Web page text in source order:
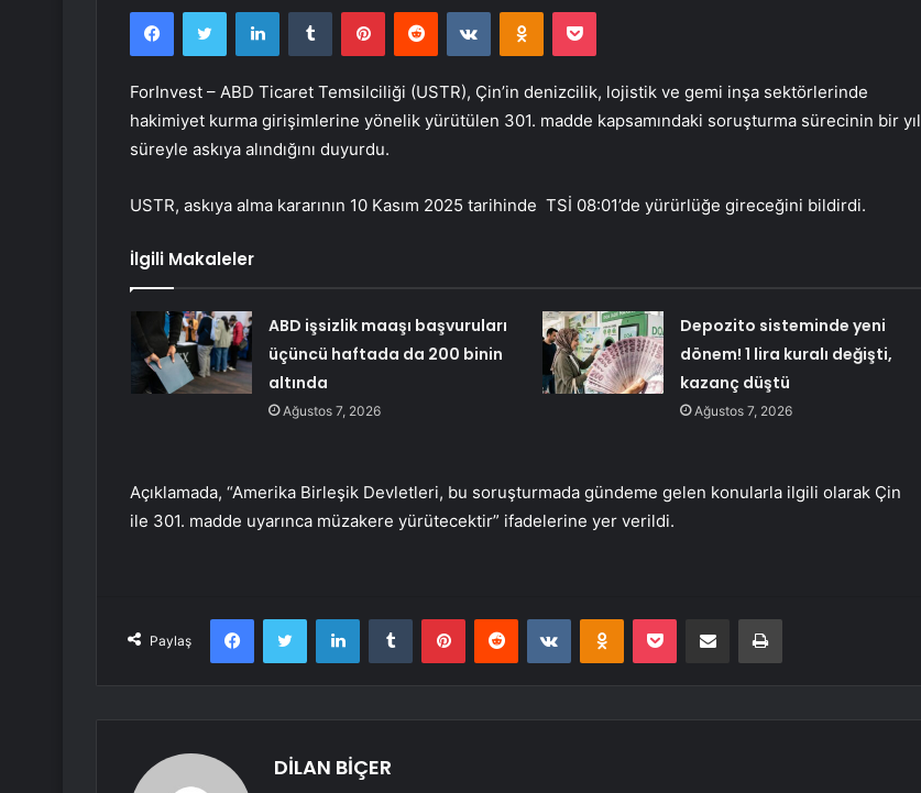
FacebookTwitter LinkedInTumblr PinterestReddit VKontakteOdnoklassniki
Pocket
ForInvest – ABD Ticaret Temsilciliği (USTR), Çin’in denizcilik, lojistik ve gemi inşa sektörlerinde
hakimiyet kurma girişimlerine yönelik yürütülen 301. madde kapsamındaki soruşturma sürecinin bir yıl
süreyle askıya alındığını duyurdu.
USTR, askıya alma kararının 10 Kasım 2025 tarihinde TSİ 08:01’de yürürlüğe gireceğini bildirdi.
İlgili Makaleler
ABD işsizlik maaşı başvuruları
üçüncü haftada da 200 binin
altında
Ağustos 7, 2026
Depozito sisteminde yeni
dönem! 1 lira kuralı değişti,
kazanç düştü
Ağustos 7, 2026
Açıklamada, “Amerika Birleşik Devletleri, bu soruşturmada gündeme gelen konularla ilgili olarak Çin
ile 301. madde uyarınca müzakere yürütecektir” ifadelerine yer verildi.
Paylaş
FacebookTwitter LinkedInTumblr PinterestReddit VKontakteOdnoklassniki
Pocket E-Posta ile paylaş Yazdır
DİLAN BİÇER